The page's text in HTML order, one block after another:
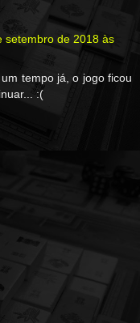
setembro de 2018 às
tempo já, o jogo ficou
:(